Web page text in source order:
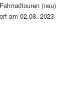
(neu)
am 02.08. 2023